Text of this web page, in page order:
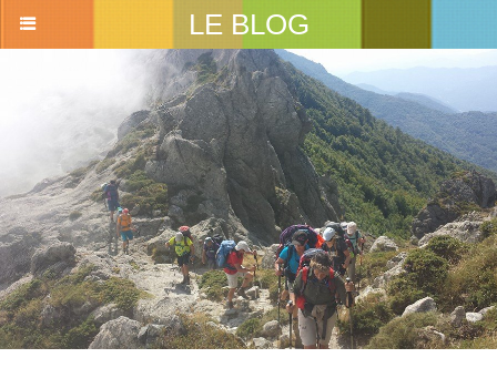
LE BLOG